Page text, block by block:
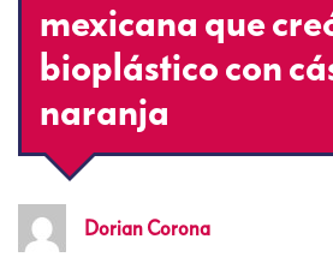
mexicana que
bioplástico con
naranja
Dorian Corona